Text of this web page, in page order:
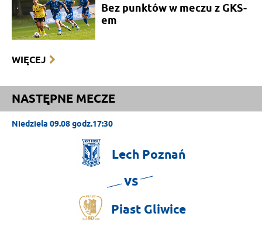
Bez punktów w meczu z GKS-
em
WIĘCEJ
NASTĘPNE MECZE
Niedziela 09.08 godz.17:30
Lech Poznań
vs
Piast Gliwice